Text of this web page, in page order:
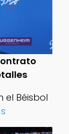
el Béisbol